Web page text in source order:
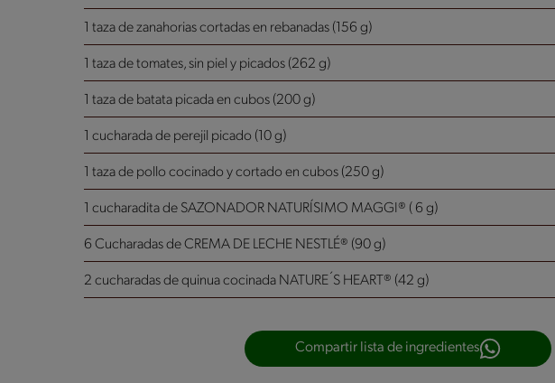
1 taza de zanahorias cortadas en rebanadas (156 g)
1 taza de tomates, sin piel y picados (262 g)
1 taza de batata picada en cubos (200 g)
1 cucharada de perejil picado (10 g)
1 taza de pollo cocinado y cortado en cubos (250 g)
1 cucharadita de SAZONADOR NATURÍSIMO MAGGI® ( 6 g)
6 Cucharadas de CREMA DE LECHE NESTLÉ® (90 g)
2 cucharadas de quinua cocinada NATURE´S HEART® (42 g)
Compartir lista de ingredientes